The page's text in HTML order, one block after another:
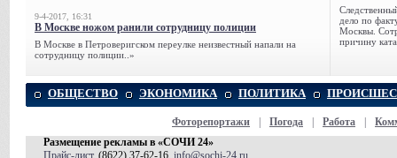
9-4-2017, 16:31
В Москве ножом ранили сотрудницу полиции
В Москве в Петроверигском переулке неизвестный напали на
сотрудницу полиции..»
дело по
Москвы.
причину
ОБЩЕСТВО ЭКОНОМИКА ПОЛИТИКА
Фоторепортажи Погода Работа
Размещение рекламы в «СОЧИ 24»
Прайс-лист, (8622) 37-62-16, info@sochi-24.ru